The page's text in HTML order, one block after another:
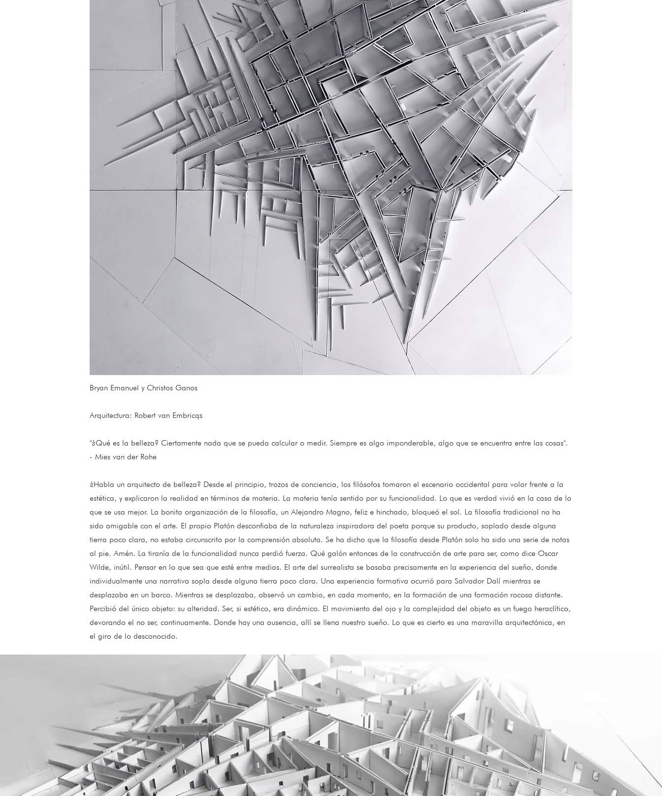
Bryan Emanuel y Christos Ganos
Arquitectura: Robert van Embricqs
"¿Qué es la belleza? Ciertamente nada que se pueda calcular o medir. Siempre es algo imponderable, algo que se encuentra entre las cosas".
- Mies van der Rohe
¿Habla un arquitecto de belleza? Desde el principio, trozos de conciencia, los filósofos tomaron el escenario occidental para volar frente a la
estética, y explicaron la realidad en términos de materia. La materia tenía sentido por su funcionalidad. Lo que es verdad vivió en la casa de lo
que se usa mejor. La bonita organización de la filosofía, un Alejandro Magno, feliz e hinchado, bloqueó el sol. La filosofía tradicional no ha
sido amigable con el arte. El propio Platón desconfiaba de la naturaleza inspiradora del poeta porque su producto, soplado desde alguna
tierra poco clara, no estaba circunscrito por la comprensión absoluta. Se ha dicho que la filosofía desde Platón solo ha sido una serie de notas
al pie. Amén. La tiranía de la funcionalidad nunca perdió fuerza. Qué galón entonces de la construcción de arte para ser, como dice Oscar
Wilde, inútil. Pensar en lo que sea que esté entre medias. El arte del surrealista se basaba precisamente en la experiencia del sueño, donde
individualmente una narrativa sopla desde alguna tierra poco clara. Una experiencia formativa ocurrió para Salvador Dalí mientras se
desplazaba en un barco. Mientras se desplazaba, observó un cambio, en cada momento, en la formación de una formación rocosa distante.
Percibió del único objeto: su alteridad. Ser, si estético, era dinámico. El movimiento del ojo y la complejidad del objeto es un fuego heraclítico,
devorando el no ser, continuamente. Donde hay una ausencia, allí se llena nuestro sueño. Lo que es cierto es una maravilla arquitectónica, en
el giro de lo desconocido.